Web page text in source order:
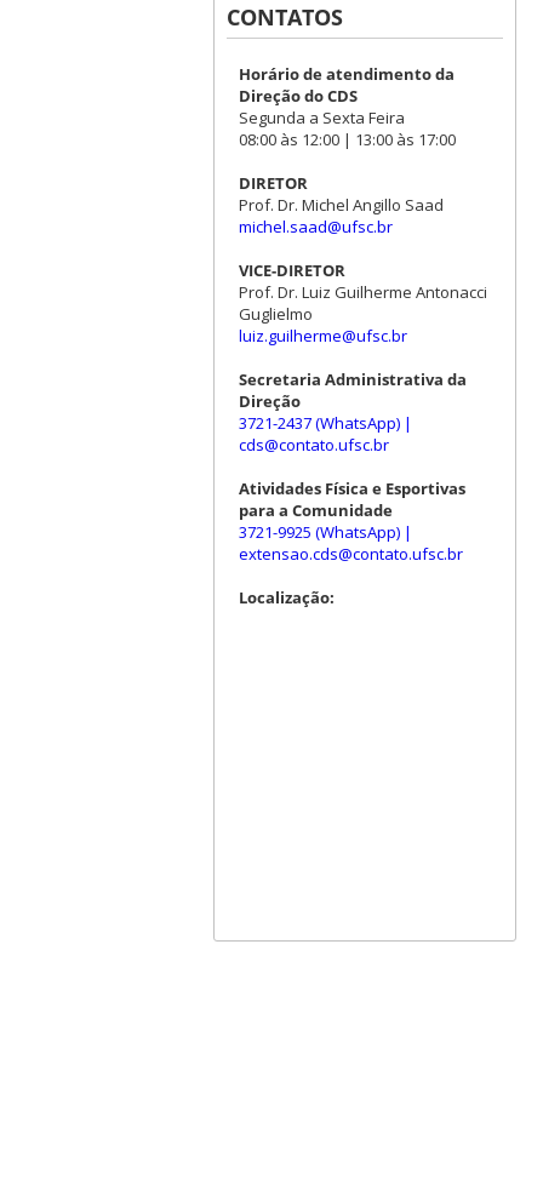
CONTATOS
Horário de atendimento da
Direção do CDS
Segunda a Sexta Feira
08:00 às 12:00 | 13:00 às 17:00
DIRETOR
Prof. Dr. Michel Angillo Saad
michel.saad@ufsc.br
VICE-DIRETOR
Prof. Dr. Luiz Guilherme Antonacci
Guglielmo
luiz.guilherme@ufsc.br
Secretaria Administrativa da
Direção
3721-2437 (WhatsApp) |
cds@contato.ufsc.br
Atividades Física e Esportivas
para a Comunidade
3721-9925 (WhatsApp) |
extensao.cds@contato.ufsc.br
Localização: